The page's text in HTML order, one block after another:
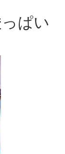
ぱい